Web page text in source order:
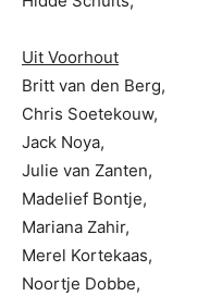
Uit Voorhout
Britt van den Berg,
Chris Soetekouw,
Jack Noya,
Julie van Zanten,
Madelief Bontje,
Mariana Zahir,
Merel Kortekaas,
Noortje Dobbe,